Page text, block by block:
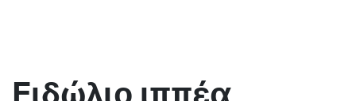
Eιδώλιο ιππέα